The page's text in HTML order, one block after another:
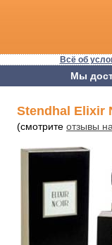
Всё об
Мы
Stendhal Elixir
(смотрите отзывы